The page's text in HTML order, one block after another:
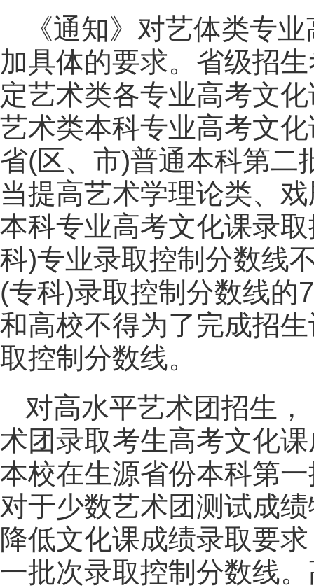
《通知》对艺体类专
加具体的要求。省级招生
定艺术类各专业高考文
艺术类本科专业高考文
省(区、市)普通本科第二
当提高艺术学理论类、
本科专业高考文化课录
科)专业录取控制分数线
(专科)录取控制分数线的
和高校不得为了完成招
取控制分数线。
对高水平艺术团招生
术团录取考生高考文化
本校在生源省份本科第
对于少数艺术团测试成
降低文化课成绩录取要
一批次录取控制分数线